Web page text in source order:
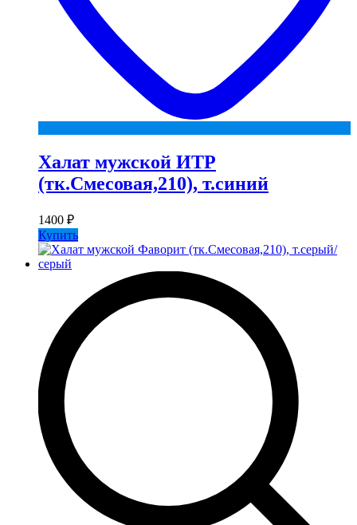
Халат мужской ИТР
(тк.Смесовая,210), т.синий
1400 ₽
Купить